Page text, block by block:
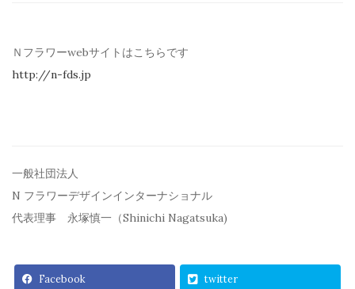
Ｎフラワーwebサイトはこちらです
http://n-fds.jp
一般社団法人
N フラワーデザインインターナショナル
代表理事 永塚慎一（Shinichi Nagatsuka)
Facebook twitter